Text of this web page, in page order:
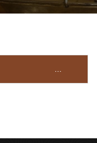
...